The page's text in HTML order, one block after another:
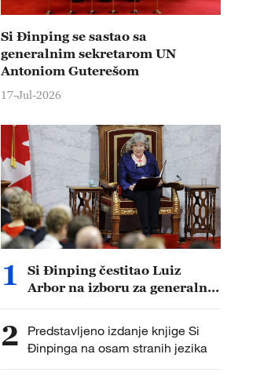
Si Đinping se sastao sa
generalnim sekretarom UN
Antoniom Guterešom
17-Jul-2026
1
Si Đinping čestitao Luiz
Arbor na izboru za generalnu
2
Predstavljeno izdanje knjige Si
Đinpinga na osam stranih jezika